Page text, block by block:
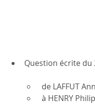
Question écrite du
de LAFFUT